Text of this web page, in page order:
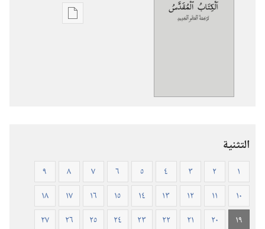
خيارات
(ورقي
الغلاف)
التثنية
١ ٢ ٣ ٤ ٥ ٦ ٧ ٨
٩
١٠
١١ ١٢ ١٣ ١٤ ١٥ ١٦ ١٧
١٨
١٩
٢٠ ٢١ ٢٢ ٢٣ ٢٤ ٢٥ ٢٦
٢٧